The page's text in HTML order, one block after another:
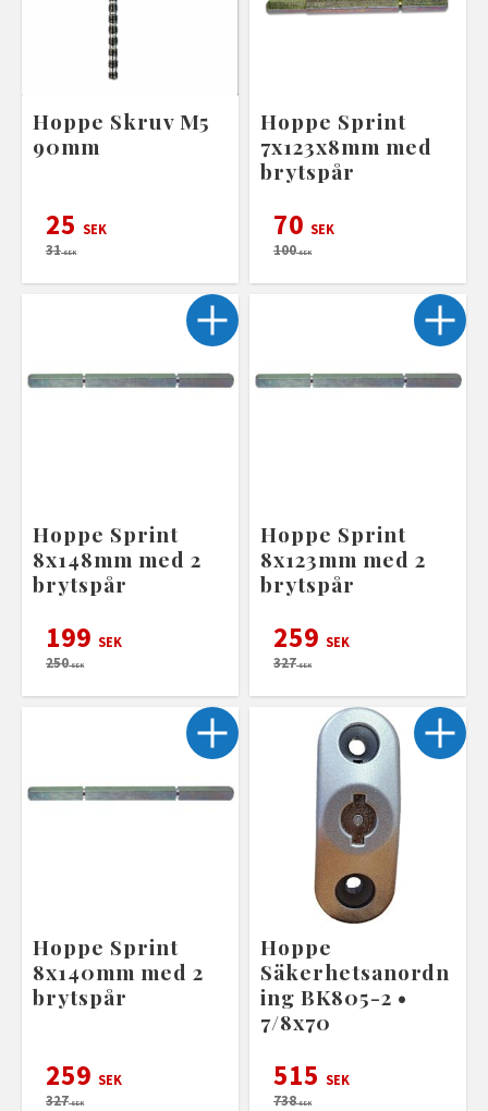
Hoppe Skruv M5
90mm
25 SEK
31SEK
Hoppe Sprint
7x123x8mm med
brytspår
70 SEK
100SEK
Hoppe Sprint
8x148mm med 2
brytspår
199 SEK
250SEK
Hoppe Sprint
8x123mm med 2
brytspår
259 SEK
327SEK
Hoppe Sprint
8x140mm med 2
brytspår
259 SEK
327SEK
Hoppe
Säkerhetsanordn
ing BK805-2 •
7/8x70
515 SEK
738SEK